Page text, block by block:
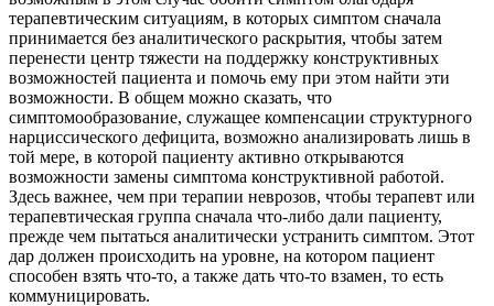
терапевтическим ситуациям, в которых симптом сначала
принимается без аналитического раскрытия, чтобы затем
перенести центр тяжести на поддержку конструктивных
возможностей пациента и помочь ему при этом найти эти
возможности. В общем можно ска­зать, что
симптомообразование, служащее компенсации структурного
нарциссического дефицита, возможно анализировать лишь в
той мере, в которой па­циенту активно открываются
возможности замены симптома конструктивной работой.
Здесь важнее, чем при терапии неврозов, чтобы терапевт или
тера­певтическая группа сначала что-либо дали пациенту,
прежде чем пытаться аналитически устранить симптом. Этот
дар должен происходить на уровне, на котором пациент
способен взять что-то, а также дать что-то взамен, то есть
коммуницировать.